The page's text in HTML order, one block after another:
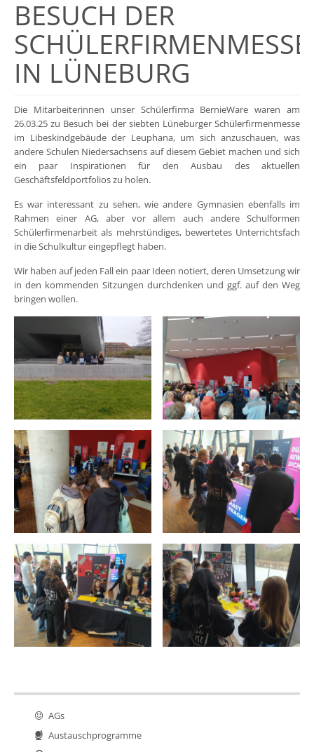
BESUCH DER
SCHÜLERFIRMENMESSE
IN LÜNEBURG
Die Mitarbeiterinnen unser Schülerfirma BernieWare waren am
26.03.25 zu Besuch bei der siebten Lüneburger Schülerfirmenmesse
im Libeskindgebäude der Leuphana, um sich anzuschauen, was
andere Schulen Niedersachsens auf diesem Gebiet machen und sich
ein paar Inspirationen für den Ausbau des aktuellen
Geschäftsfeldportfolios zu holen.
Es war interessant zu sehen, wie andere Gymnasien ebenfalls im
Rahmen einer AG, aber vor allem auch andere Schulformen
Schülerfirmenarbeit als mehrstündiges, bewertetes Unterrichtsfach
in die Schulkultur eingepflegt haben.
Wir haben auf jeden Fall ein paar Ideen notiert, deren Umsetzung wir
in den kommenden Sitzungen durchdenken und ggf. auf den Weg
bringen wollen.
AGs
Austauschprogramme